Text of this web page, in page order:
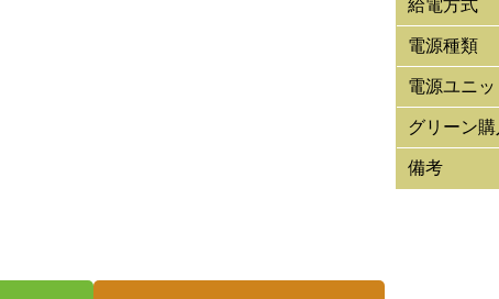
給電方式
電源種類
電源ユニッ
グリーン
備考